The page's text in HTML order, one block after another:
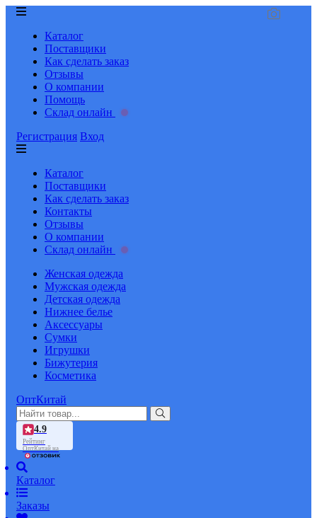
Каталог
Поставщики
Как сделать заказ
Отзывы
О компании
Помощь
Склад онлайн
Регистрация Вход
Каталог
Поставщики
Как сделать заказ
Контакты
Отзывы
О компании
Склад онлайн
Женская одежда
Мужская одежда
Детская одежда
Нижнее белье
Аксессуары
Сумки
Игрушки
Бижутерия
Косметика
ОптКитай
4.9
Рейтинг
ОптКитай на
Каталог
Заказы